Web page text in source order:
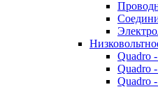
Quadro
Quadro
Quadro